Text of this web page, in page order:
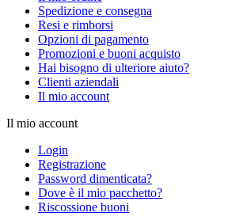
Spedizione e consegna
Resi e rimborsi
Opzioni di pagamento
Promozioni e buoni acquisto
Hai bisogno di ulteriore aiuto?
Clienti aziendali
Il mio account
Il mio account
Login
Registrazione
Password dimenticata?
Dove è il mio pacchetto?
Riscossione buoni